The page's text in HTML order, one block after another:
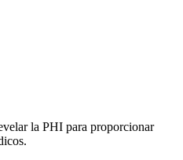
la PHI para proporcionar